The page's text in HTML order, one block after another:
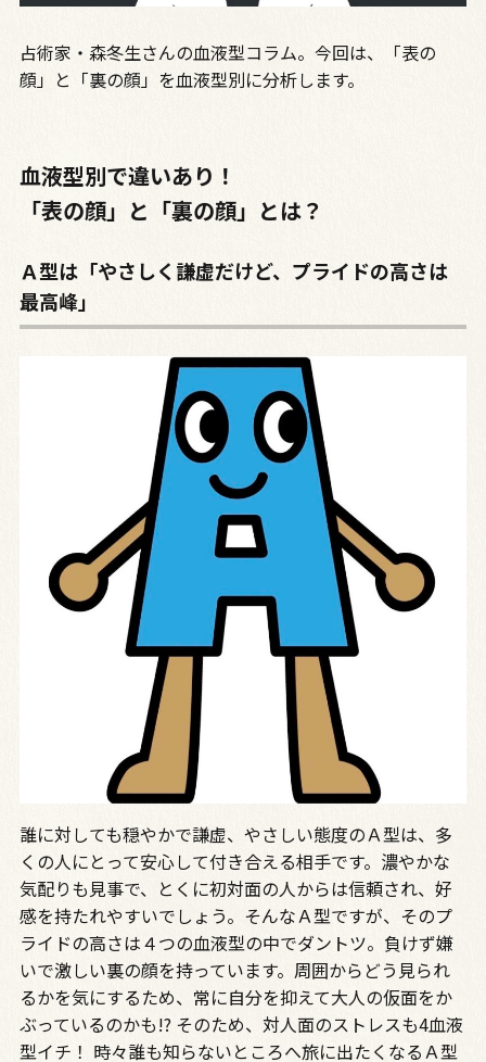
占術家・森冬生さんの血液型コラム。今回は、「表の
顔」と「裏の顔」を血液型別に分析します。
血液型別で違いあり！
「表の顔」と「裏の顔」とは？
Ａ型は「やさしく謙虚だけど、プライドの高さは
最高峰」
誰に対しても穏やかで謙虚、やさしい態度のＡ型は、多
くの人にとって安心して付き合える相手です。濃やかな
気配りも見事で、とくに初対面の人からは信頼され、好
感を持たれやすいでしょう。そんなＡ型ですが、そのプ
ライドの高さは４つの血液型の中でダントツ。負けず嫌
いで激しい裏の顔を持っています。周囲からどう見られ
るかを気にするため、常に自分を抑えて大人の仮面をか
ぶっているのかも!? そのため、対人面のストレスも4血液
型イチ！ 時々誰も知らないところへ旅に出たくなるＡ型